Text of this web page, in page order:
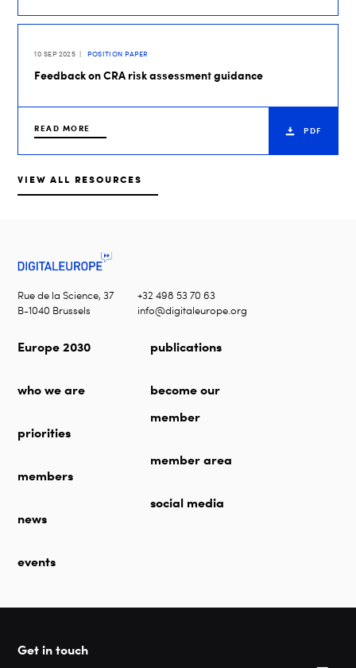
10 SEP 2025 POSITION PAPER
Feedback on CRA risk assessment guidance
READ MORE PDF
VIEW ALL RESOURCES
Rue de la Science, 37
B-1040 Brussels
+32 498 53 70 63
info@digitaleurope.org
Europe 2030
who we are
priorities
members
news
events
publications
become our
member
member area
social media
Get in touch